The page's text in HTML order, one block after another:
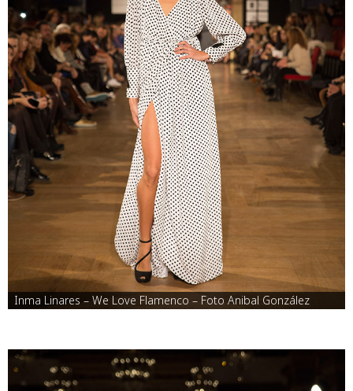
Inma Linares – We Love Flamenco – Foto Anibal González